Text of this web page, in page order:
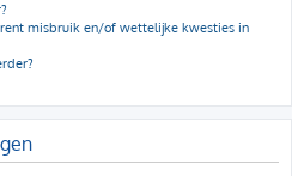
misbruik en/of wettelijke kwesties in